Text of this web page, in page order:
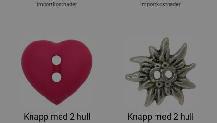
importkostnader
importkostnader
Knapp med 2 hull
Knapp med 2 hull